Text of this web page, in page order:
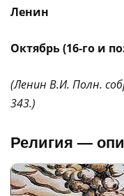
Ленин
Октябрь (16-го и
(Ленин В.И. Полн.
343.)
Религия —